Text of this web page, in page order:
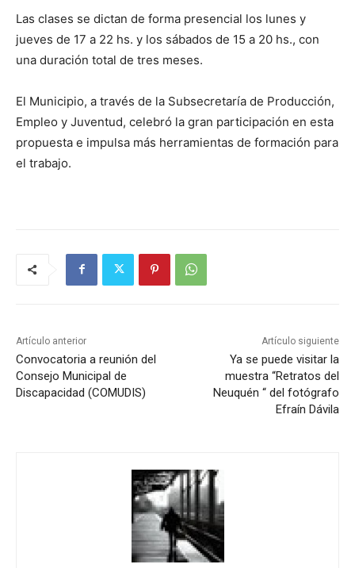
Las clases se dictan de forma presencial los lunes y
jueves de 17 a 22 hs. y los sábados de 15 a 20 hs., con
una duración total de tres meses.
El Municipio, a través de la Subsecretaría de Producción,
Empleo y Juventud, celebró la gran participación en esta
propuesta e impulsa más herramientas de formación para
el trabajo.
Artículo anterior
Convocatoria a reunión del
Consejo Municipal de
Discapacidad (COMUDIS)
Artículo siguiente
Ya se puede visitar la
muestra “Retratos del
Neuquén “ del fotógrafo
Efraín Dávila